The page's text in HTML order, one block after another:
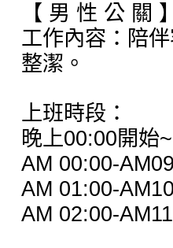
【 男 性 公 關
工作內容：陪
整潔。
上班時段：
晚上00:00開始~
AM 00:00-
AM 01:00-
AM 02:00-